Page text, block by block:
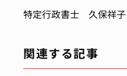
特定行政書士 久保祥子
関連する記事